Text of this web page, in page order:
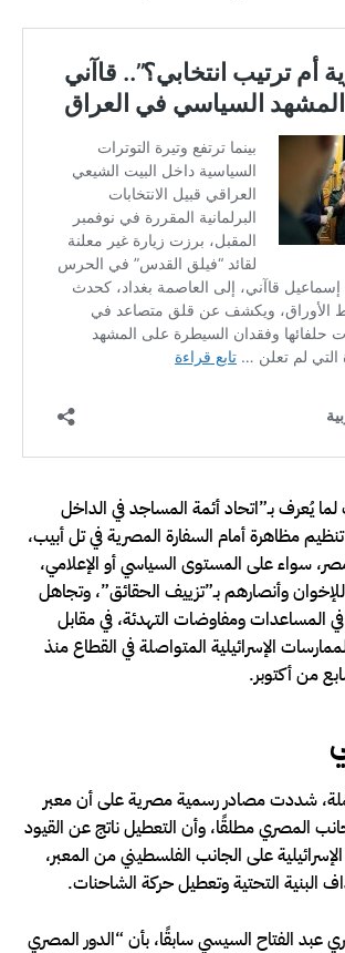
يُعرف بـ”اتحاد أئمة المساجد في الداخل
مظاهرة أمام السفارة المصرية في تل أبيب،
سواء على المستوى السياسي أو الإعلامي،
وأنصارهم بـ”تزييف الحقائق”، وتجاهل
في المساعدات ومفاوضات التهدئة، في مقابل
الإسرائيلية المتواصلة في القطاع منذ
من أكتوبر.
شددت مصادر رسمية مصرية على أن معبر
المصري مطلقًا، وأن التعطيل ناتج عن القيود
على الجانب الفلسطيني من المعبر،
البنية التحتية وتعطيل حركة الشاحنات.
عبد الفتاح السيسي سابقًا، بأن “الدور المصري